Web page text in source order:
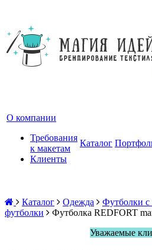
О компании
Требования
к макетам
Клиенты
Каталог
Каталог Одежда Футболки с
футболки
Футболка REDFORT
Уважаемые